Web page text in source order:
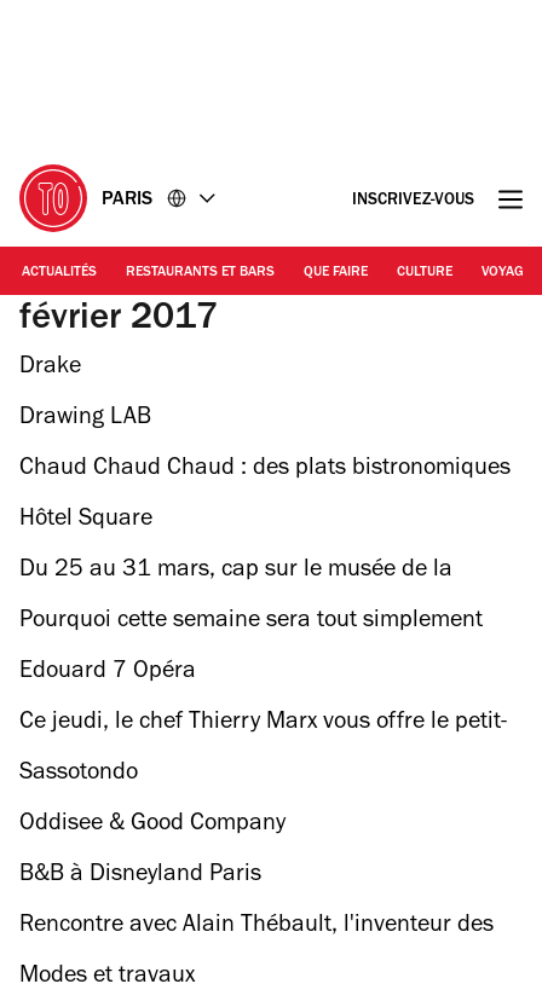
PARIS INSCRIVEZ-VOUS
ACTUALITÉS RESTAURANTS ET BARS QUE FAIRE CULTURE VOYAGE
février 2017
Drake
Drawing LAB
Chaud Chaud Chaud : des plats bistronomiques
dans votre salon
Hôtel Square
Du 25 au 31 mars, cap sur le musée de la
Marine avant sa fermeture !
Pourquoi cette semaine sera tout simplement
géniale...
Edouard 7 Opéra
Ce jeudi, le chef Thierry Marx vous offre le petit-
déj !
Sassotondo
Oddisee & Good Company
B&B à Disneyland Paris
Rencontre avec Alain Thébault, l'inventeur des
Sea Bubbles, en juin 2017 sur la Seine
Modes et travaux